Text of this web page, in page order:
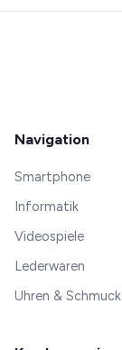
Navigation
Smartphone
Informatik
Videospiele
Lederwaren
Uhren & Schmuck